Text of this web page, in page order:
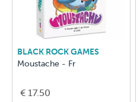
BLACK ROCK GAMES
Moustache - Fr
€ 17.50